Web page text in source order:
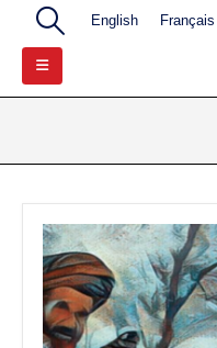
Français
English